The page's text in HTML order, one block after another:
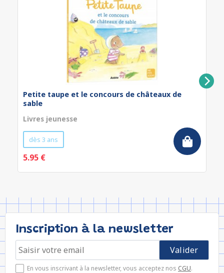
Petite taupe et le concours de châteaux de
sable
Livres jeunesse
dès 3 ans
5.95 €
Inscription à la newsletter
En vous inscrivant à la newsletter, vous acceptez nos CGU.